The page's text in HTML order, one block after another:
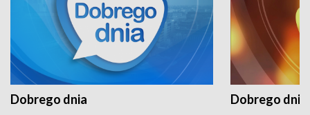
Dobrego dnia Dobrego dnia